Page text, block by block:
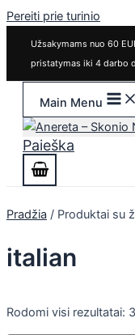
Pereiti prie turinio
Užsakymams nuo 60
pristatymas iki 4 darbo
Main Menu
Paieška
Pradžia / Produktai su
italian
Rodomi visi rezultatai: 3